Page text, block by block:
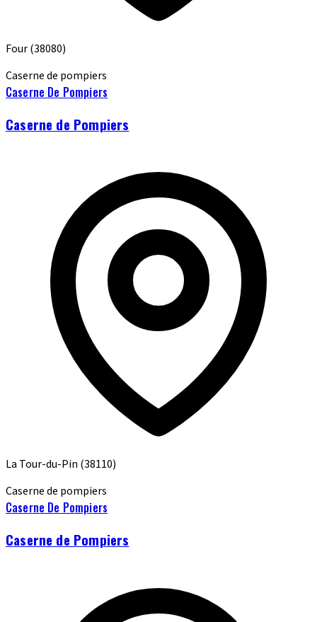
Four(38080)
Caserne de pompiers
Caserne De Pompiers
Caserne de Pompiers
La Tour-du-Pin (38110)
Caserne de pompiers
Caserne De Pompiers
Caserne de Pompiers